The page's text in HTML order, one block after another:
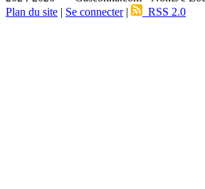
Plan du site | Se connecter| RSS 2.0